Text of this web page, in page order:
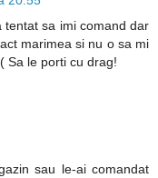
tentat sa imi comand dar
marimea si nu o sa mi
Sa le porti cu drag!
sau le-ai comandat